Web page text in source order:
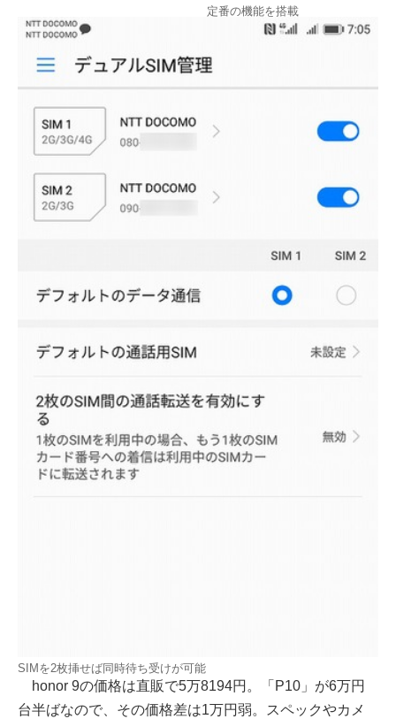
定番の機能を搭載
SIMを2枚挿せば同時待ち受けが可能
honor 9の価格は直販で5万8194円。「P10」が6万円
台半ばなので、その価格差は1万円弱。スペックやカメ